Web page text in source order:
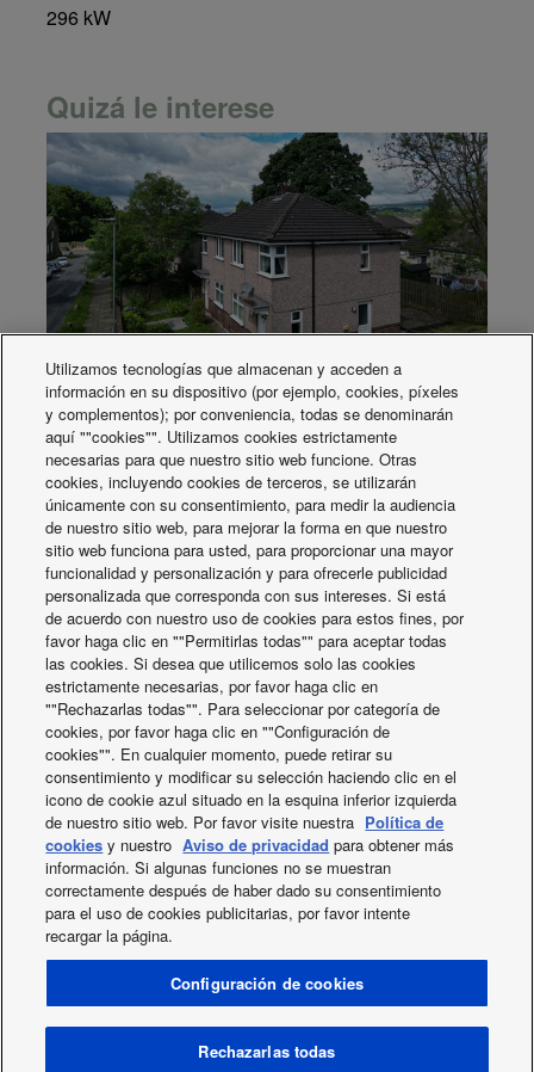
296 kW
Quizá le interese
Panasonic se asocia con Together
Housing para ofrecer soluciones de
calefacción sostenibles
El equipo y los socios de
Panasonic te ayudan a
construir tu proyecto.
Contacte con nosotros
X Facebook
SOBRE NOSOTROS
Contacte con nosotros
Condiciones de uso
Política de Cookies
Data act
News
Etiquetas energéticas
Utilizamos tecnologías que almacenan y acceden a
información en su dispositivo (por ejemplo, cookies, píxeles
y complementos); por conveniencia, todas se denominarán
aquí ""cookies"". Utilizamos cookies estrictamente
necesarias para que nuestro sitio web funcione. Otras
cookies, incluyendo cookies de terceros, se utilizarán
únicamente con su consentimiento, para medir la audiencia
de nuestro sitio web, para mejorar la forma en que nuestro
sitio web funciona para usted, para proporcionar una mayor
funcionalidad y personalización y para ofrecerle publicidad
personalizada que corresponda con sus intereses. Si está
de acuerdo con nuestro uso de cookies para estos fines, por
favor haga clic en ""Permitirlas todas"" para aceptar todas
las cookies. Si desea que utilicemos solo las cookies
estrictamente necesarias, por favor haga clic en
""Rechazarlas todas"". Para seleccionar por categoría de
cookies, por favor haga clic en ""Configuración de
cookies"". En cualquier momento, puede retirar su
consentimiento y modificar su selección haciendo clic en el
icono de cookie azul situado en la esquina inferior izquierda
de nuestro sitio web. Por favor visite nuestra Política de
cookies y nuestro Aviso de privacidad para obtener más
información. Si algunas funciones no se muestran
correctamente después de haber dado su consentimiento
para el uso de cookies publicitarias, por favor intente
recargar la página.
Configuración de cookies
Rechazarlas todas